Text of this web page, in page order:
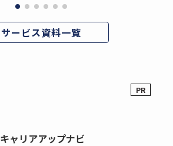
サービス資料一覧
キャリアアップナビ